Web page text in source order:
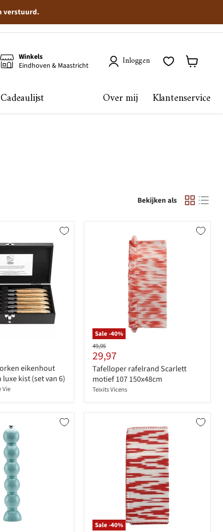
verstuurd.
Winkels
Eindhoven & Maastricht
Inloggen
Cadeaulijst Over mij Klantenservice
Bekijken als
eikenhout
kist (set van 6)
Vie
Sale -40%
Originele
prijs
49,95
Huidige
prijs
29,97
Tafelloper rafelrand Scarlett
motief 107 150x48cm
Teixits Vicens
Sale -40%